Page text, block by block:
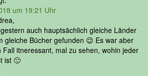
um 19:21 Uhr
auch hauptsächlich gleiche Länder
gleiche Bücher gefunden 😉 Es war aber
Fall itneressant, mal zu sehen, wohin jeder
ist 🙂